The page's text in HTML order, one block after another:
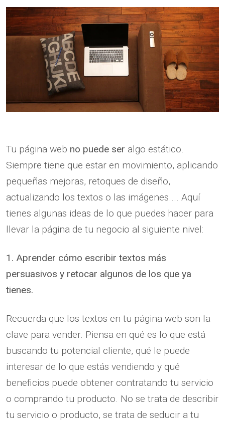
Tu página web no puede ser algo estático.
Siempre tiene que estar en movimiento, aplicando
pequeñas mejoras, retoques de diseño,
actualizando los textos o las imágenes.... Aquí
tienes algunas ideas de lo que puedes hacer para
llevar la página de tu negocio al siguiente nivel:
1. Aprender cómo escribir textos más
persuasivos y retocar algunos de los que ya
tienes.
Recuerda que los textos en tu página web son la
clave para vender. Piensa en qué es lo que está
buscando tu potencial cliente, qué le puede
interesar de lo que estás vendiendo y qué
beneficios puede obtener contratando tu servicio
o comprando tu producto. No se trata de describir
tu servicio o producto, se trata de seducir a tu